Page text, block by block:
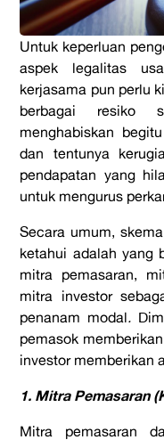
Untuk keperluan
aspek legalitas
kerjasama pun perlu
berbagai resiko
menghabiskan
dan tentunya
pendapatan yang
untuk mengurus
Secara umum,
ketahui adalah yang
mitra pemasaran,
mitra investor
penanam modal.
pemasok
investor memberikan
1. Mitra Pemasaran
Mitra pemasaran